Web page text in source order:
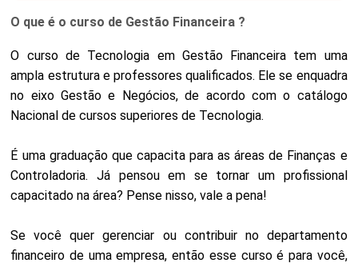
O que é o curso de Gestão Financeira ?
O curso de Tecnologia em Gestão Financeira tem uma
ampla estrutura e professores qualificados. Ele se enquadra
no eixo Gestão e Negócios, de acordo com o catálogo
Nacional de cursos superiores de Tecnologia.
É uma graduação que capacita para as áreas de Finanças e
Controladoria. Já pensou em se tornar um profissional
capacitado na área? Pense nisso, vale a pena!
Se você quer gerenciar ou contribuir no departamento
financeiro de uma empresa, então esse curso é para você,